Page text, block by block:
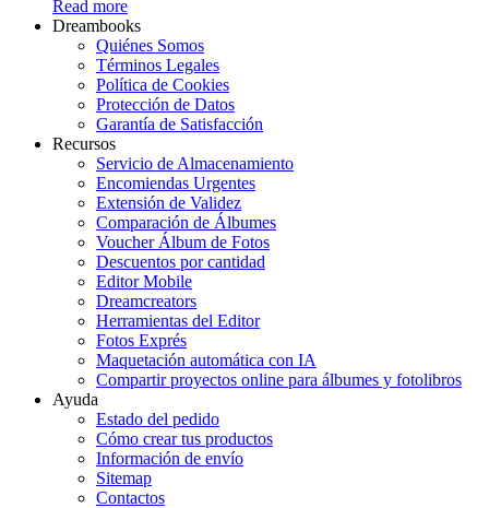
Read more
Dreambooks
Quiénes Somos
Términos Legales
Política de Cookies
Protección de Datos
Garantía de Satisfacción
Recursos
Servicio de Almacenamiento
Encomiendas Urgentes
Extensión de Validez
Comparación de Álbumes
Voucher Álbum de Fotos
Descuentos por cantidad
Editor Mobile
Dreamcreators
Herramientas del Editor
Fotos Exprés
Maquetación automática con IA
Compartir proyectos online para álbumes y fotolibros
Ayuda
Estado del pedido
Cómo crear tus productos
Información de envío
Sitemap
Contactos